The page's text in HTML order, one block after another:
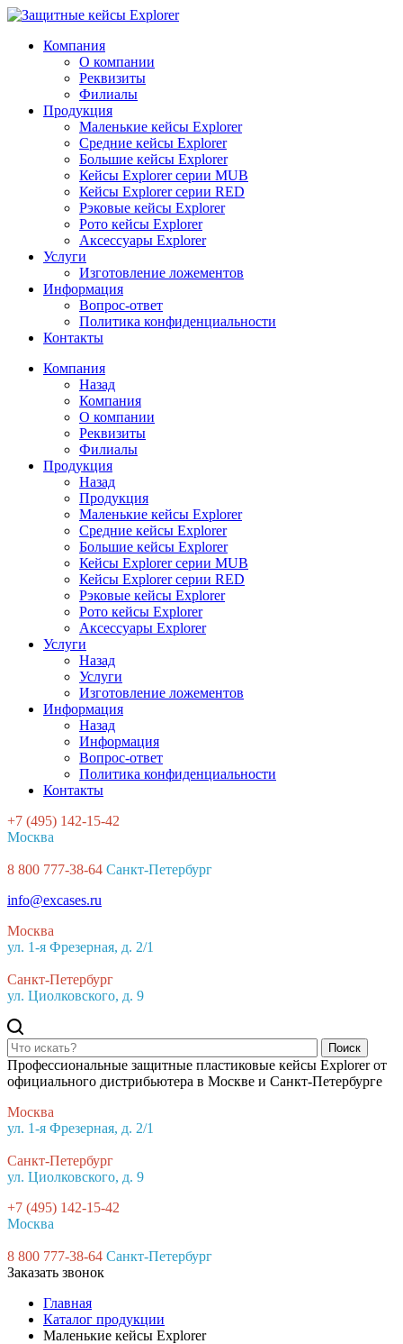
Компания
О компании
Реквизиты
Филиалы
Продукция
Маленькие кейсы Explorer
Средние кейсы Explorer
Большие кейсы Explorer
Кейсы Explorer серии MUB
Кейсы Explorer серии RED
Рэковые кейсы Explorer
Рото кейсы Explorer
Аксессуары Explorer
Услуги
Изготовление ложементов
Информация
Вопрос-ответ
Политика конфиденциальности
Контакты
Компания
Назад
Компания
О компании
Реквизиты
Филиалы
Продукция
Назад
Продукция
Маленькие кейсы Explorer
Средние кейсы Explorer
Большие кейсы Explorer
Кейсы Explorer серии MUB
Кейсы Explorer серии RED
Рэковые кейсы Explorer
Рото кейсы Explorer
Аксессуары Explorer
Услуги
Назад
Услуги
Изготовление ложементов
Информация
Назад
Информация
Вопрос-ответ
Политика конфиденциальности
Контакты
+7 (495) 142-15-42
Москва
8 800 777-38-64 Санкт-Петербург
info@excases.ru
Москва
ул. 1-я Фрезерная, д. 2/1
Санкт-Петербург
ул. Циолковского, д. 9
Поиск
Профессиональные защитные пластиковые кейсы Explorer от
официального дистрибьютера в Москве и Санкт-Петербурге
Москва
ул. 1-я Фрезерная, д. 2/1
Санкт-Петербург
ул. Циолковского, д. 9
+7 (495) 142-15-42
Москва
8 800 777-38-64 Санкт-Петербург
Заказать звонок
Главная
Каталог продукции
Маленькие кейсы Explorer